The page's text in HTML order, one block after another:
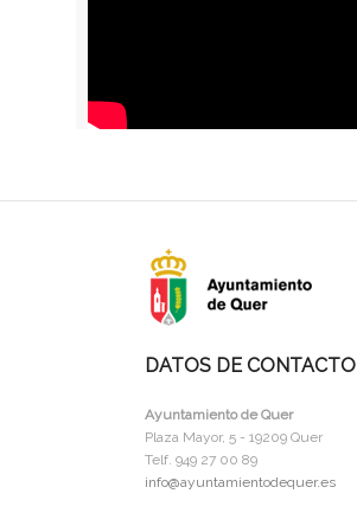
DATOS DE CONTACTO
Ayuntamiento de Quer
Plaza Mayor, 5 - 19209 Quer
Telf. 949 27 00 89
info@ayuntamientodequer.es